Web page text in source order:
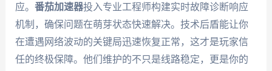
应。 番茄加速器投入专业工程师构建实时故障诊断响应
机制，确保问题在萌芽状态快速解决。技术后盾能让你
在遭遇网络波动的关键局迅速恢复正常，这才是玩家信
任的终极保障。他们维护的不只是线路稳定，更是你的